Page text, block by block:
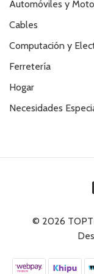
Automóviles y Moto
Cables
Computación y
Ferretería
Hogar
Necesidades
© 2026